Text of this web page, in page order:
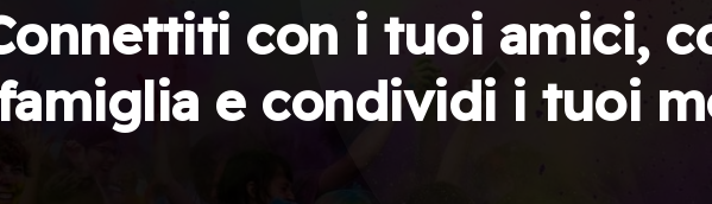
con i tuoi amici,
e condividi i tuoi